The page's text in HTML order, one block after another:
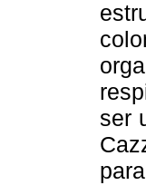
ser